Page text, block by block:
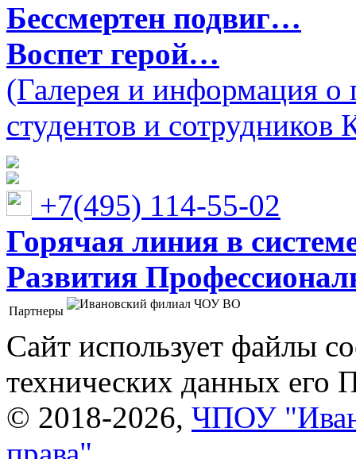
Бессмертен подвиг…
Воспет герой…
(Галерея и информация
студентов и сотрудников
+7(495) 114-55-02
Горячая линия в
Развития
Партнеры
Сайт использует файлы
технических данных его
© 2018-2026, ЧПОУ